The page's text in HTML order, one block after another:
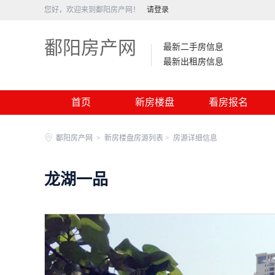
您好，欢迎来到鄱阳房产网！ 请登录
鄱阳房产网
最新二手房信息
最新出租房信息
首页 新房楼盘 看房报名
鄱阳房产网 > 新房楼盘房源列表 > 房源详细信息
龙湖一品